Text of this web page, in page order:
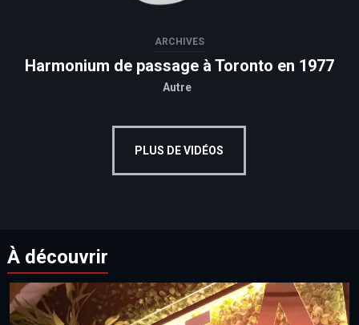
ARCHIVES
Harmonium de passage à Toronto en 1977
Autre
PLUS DE VIDÉOS
À découvrir